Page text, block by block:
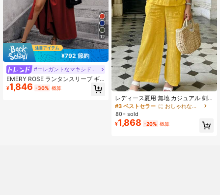
12
¥792 節約
#エレガントなマキシドレス
EMERY ROSE ランタンスリーブ ギ
ャザー スリット スリット入りドレス
バーガンディー マキシ丈 レディース
¥1,846 -30% 概算
レディース夏用 無地 カジュアル 刺
繍 ラウンドネック ノースリーブ ト
ップス＆無地 ロングパンツ 2点セッ
ト イエロー エレガント
#3 ベストセラー
に おしゃれな女性たち 座標
80+ sold
¥1,868 -20% 概算